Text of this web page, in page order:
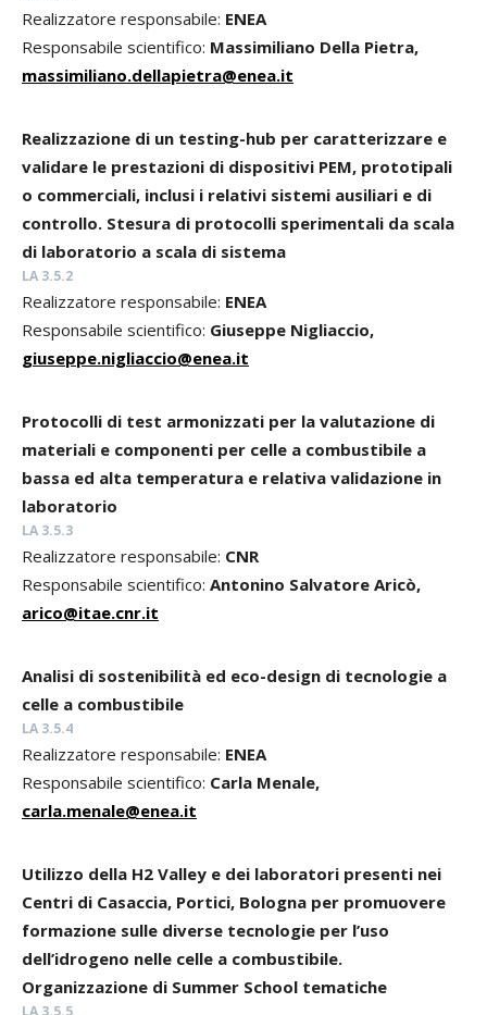
Realizzatore responsabile: ENEA
Responsabile scientifico: Massimiliano Della Pietra,
massimiliano.dellapietra@enea.it
Realizzazione di un testing-hub per caratterizzare e
validare le prestazioni di dispositivi PEM, prototipali
o commerciali, inclusi i relativi sistemi ausiliari e di
controllo. Stesura di protocolli sperimentali da scala
di laboratorio a scala di sistema
LA 3.5.2
Realizzatore responsabile: ENEA
Responsabile scientifico: Giuseppe Nigliaccio,
giuseppe.nigliaccio@enea.it
Protocolli di test armonizzati per la valutazione di
materiali e componenti per celle a combustibile a
bassa ed alta temperatura e relativa validazione in
laboratorio
LA 3.5.3
Realizzatore responsabile: CNR
Responsabile scientifico: Antonino Salvatore Aricò,
arico@itae.cnr.it
Analisi di sostenibilità ed eco-design di tecnologie a
celle a combustibile
LA 3.5.4
Realizzatore responsabile: ENEA
Responsabile scientifico: Carla Menale,
carla.menale@enea.it
Utilizzo della H2 Valley e dei laboratori presenti nei
Centri di Casaccia, Portici, Bologna per promuovere
formazione sulle diverse tecnologie per l’uso
dell’idrogeno nelle celle a combustibile.
Organizzazione di Summer School tematiche
LA 3.5.5